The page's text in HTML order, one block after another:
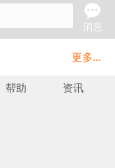
消息
更多...
帮助 资讯